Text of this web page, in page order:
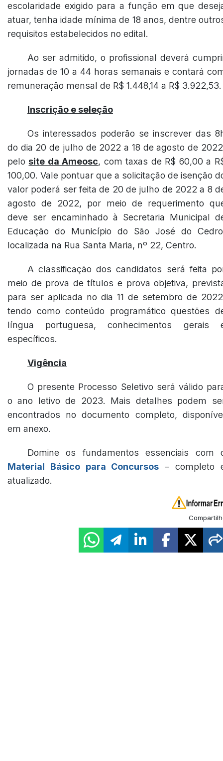
escolaridade exigido para a função em que
atuar, tenha idade mínima de 18 anos, dentre
requisitos estabelecidos no edital.
Ao ser admitido, o profissional deverá
jornadas de 10 a 44 horas semanais e contará
remuneração mensal de R$ 1.448,14 a R$ 3.922,53.
Inscrição e seleção
Os interessados poderão se inscrever das
do dia 20 de julho de 2022 a 18 de agosto de
pelo site da Ameosc, com taxas de R$ 60,00 a
100,00. Vale pontuar que a solicitação de isenção
valor poderá ser feita de 20 de julho de 2022 a 8
agosto de 2022, por meio de requerimento
deve ser encaminhado à Secretaria Municipal
Educação do Município do São José do
localizada na Rua Santa Maria, nº 22, Centro.
A classificação dos candidatos será feita
meio de prova de títulos e prova objetiva,
para ser aplicada no dia 11 de setembro de
tendo como conteúdo programático questões
língua portuguesa, conhecimentos gerais
específicos.
Vigência
O presente Processo Seletivo será válido
o ano letivo de 2023. Mais detalhes podem
encontrados no documento completo,
em anexo.
Domine os fundamentos essenciais com
Material Básico para Concursos – completo
atualizado.